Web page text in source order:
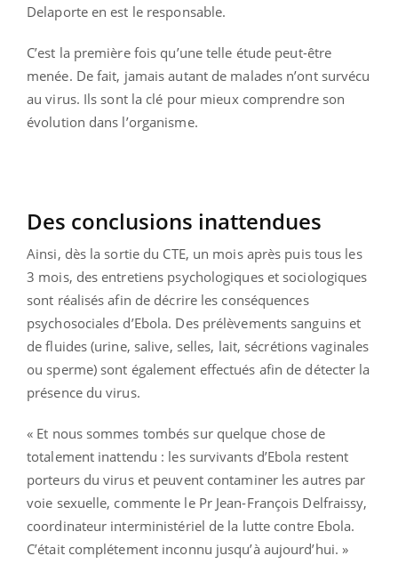
Delaporte en est le responsable.
C’est la première fois qu’une telle étude peut-être
menée. De fait, jamais autant de malades n’ont survécu
au virus. Ils sont la clé pour mieux comprendre son
évolution dans l’organisme.
Des conclusions inattendues
Ainsi, dès la sortie du CTE, un mois après puis tous les
3 mois, des entretiens psychologiques et sociologiques
sont réalisés afin de décrire les conséquences
psychosociales d’Ebola. Des prélèvements sanguins et
de fluides (urine, salive, selles, lait, sécrétions vaginales
ou sperme) sont également effectués afin de détecter la
présence du virus.
« Et nous sommes tombés sur quelque chose de
totalement inattendu : les survivants d’Ebola restent
porteurs du virus et peuvent contaminer les autres par
voie sexuelle, commente le Pr Jean-François Delfraissy,
coordinateur interministériel de la lutte contre Ebola.
C’était complétement inconnu jusqu’à aujourd’hui. »